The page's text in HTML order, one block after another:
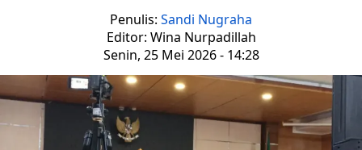
Penulis: Sandi Nugraha
Editor: Wina Nurpadillah
Senin, 25 Mei 2026 - 14:28